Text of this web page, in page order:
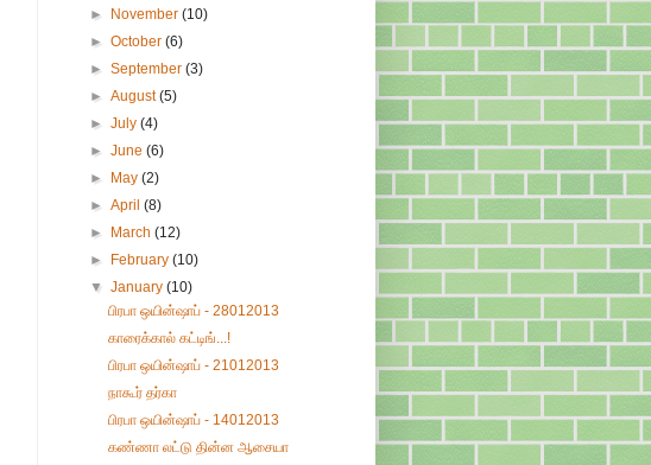
►
November(10)
►October(6)
►September(3)
►August(5)
►July(4)
►June(6)
►
May(2)
►April(8)
►
March(12)
►
February(10)
▼January(10)
பிரபா ஒயின்ஷாப் - 28012013
காரைக்கால் கட்டிங்...!
பிரபா ஒயின்ஷாப் - 21012013
நாகூர் தர்கா
பிரபா ஒயின்ஷாப் - 14012013
கண்ணா லட்டு தின்ன ஆசையா